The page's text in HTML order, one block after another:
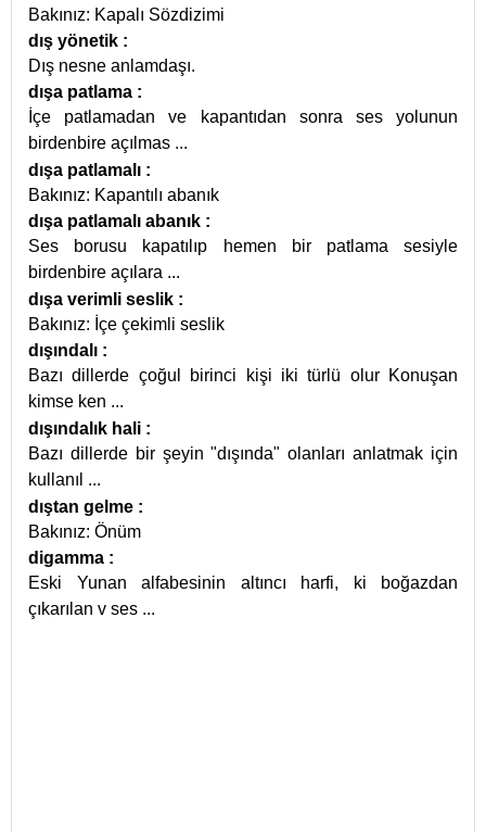
Bakınız: Kapalı Sözdizimi
dış yönetik :
Dış nesne anlamdaşı.
dışa patlama :
İçe patlamadan ve kapantıdan sonra ses yolunun
birdenbire açılmas ...
dışa patlamalı :
Bakınız: Kapantılı abanık
dışa patlamalı abanık :
Ses borusu kapatılıp hemen bir patlama sesiyle
birdenbire açılara ...
dışa verimli seslik :
Bakınız: İçe çekimli seslik
dışındalı :
Bazı dillerde çoğul birinci kişi iki türlü olur Konuşan
kimse ken ...
dışındalık hali :
Bazı dillerde bir şeyin "dışında" olanları anlatmak için
kullanıl ...
dıştan gelme :
Bakınız: Önüm
digamma :
Eski Yunan alfabesinin altıncı harfi, ki boğazdan
çıkarılan v ses ...